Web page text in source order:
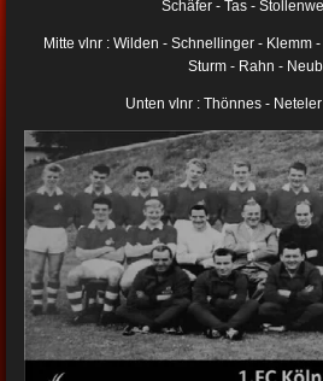
Schäfer - Tas -
Mitte vlnr : Wilden - Schnellinger - Klemm
Sturm - Rahn -
Unten vlnr : Thönnes -